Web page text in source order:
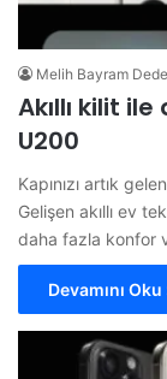
Melih Bayram Dede
Akıllı kilit
U200
Kapınızı artık
Gelişen akıllı ev
daha fazla konfor
Devamını Oku